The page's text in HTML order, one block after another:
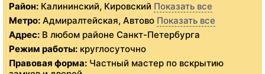
Район: Калининский, Кировский Показать все
Метро: Адмиралтейская, Автово Показать все
Адрес: В любом районе Санкт-Петербурга
Режим работы: круглосуточно
Правовая форма: Частный мастер по вскрытию